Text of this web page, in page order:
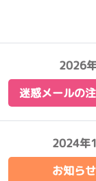
2026
迷惑メールの
2024年
お知らせ